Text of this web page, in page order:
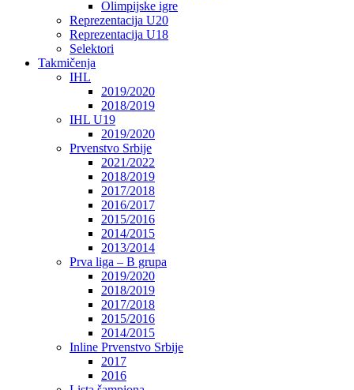
Olimpijske igre
Reprezentacija U20
Reprezentacija U18
Selektori
Takmičenja
IHL
2019/2020
2018/2019
IHL U19
2019/2020
Prvenstvo Srbije
2021/2022
2018/2019
2017/2018
2016/2017
2015/2016
2014/2015
2013/2014
Prva liga – B grupa
2019/2020
2018/2019
2017/2018
2015/2016
2014/2015
Inline Prvenstvo Srbije
2017
2016